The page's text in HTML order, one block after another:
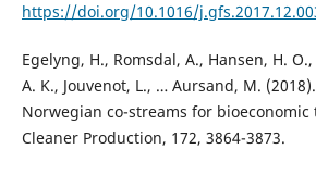
https://doi.org/10.1016/
Egelyng, H., Romsdal, A., Hansen, H.
A. K., Jouvenot, L., … Aursand, M.
Norwegian co-streams for
Cleaner Production, 172, 3864-3873.